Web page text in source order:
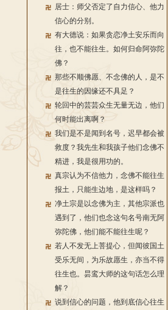
居士：师父否定了自力信心、他力
信心的分别。
有大德说：如果贪恋净土安乐而向
往，也不能往生。如何归命阿弥陀
佛？
那些不顺佛愿、不念佛的人，是不
是往生的因缘还不具足？
轮回中的芸芸众生无量无边，他们
何时能出离啊？
我们是不是闻到名号，迟早都会被
救度？我先生和我孩子他们念佛不
精进，我是很用功的。
真宗认为不信他力，念佛不能往生
报土，只能生边地，是这样吗？
净土宗是以念佛为主，其他宗派也
遇到了，他们也念这句名号南无阿
弥陀佛，他们能不能往生呢？
若人不发无上菩提心，但闻彼国土
受乐无间，为乐故愿生，亦当不得
往生也。昙鸾大师的这句话怎么理
解？
说到信心的问题，他到底信心往生